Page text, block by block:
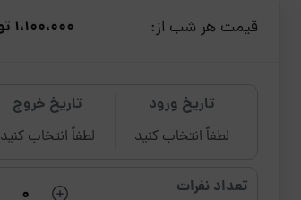
قیمت هر شب از: 1،100،000 تومان
تاریخ ورود
لطفاً انتخاب کنید
تاریخ خروج
لطفاً انتخاب کنید
تعداد نفرات